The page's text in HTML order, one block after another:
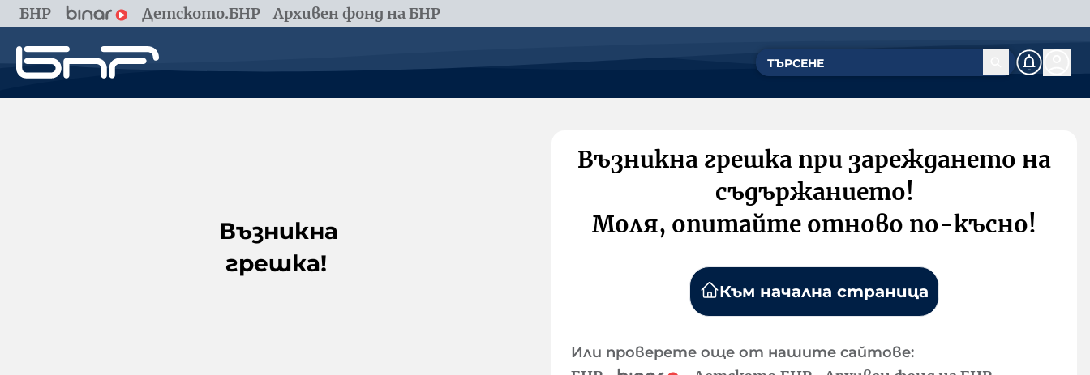
БНР Детското.БНР Архивен фонд на БНР
Възникна
грешка!
Възникна грешка при зареждането на
съдържанието!
Моля, опитайте отново по-късно!
Към начална страница
Или проверете още от нашите сайтове: